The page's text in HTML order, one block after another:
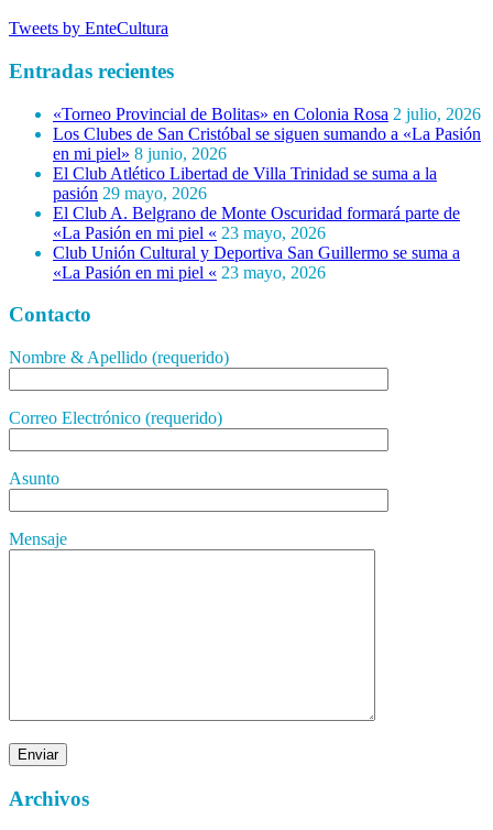
Tweets by EnteCultura
Entradas recientes
«Torneo Provincial de Bolitas» en Colonia Rosa 2 julio, 2026
Los Clubes de San Cristóbal se siguen sumando a «La Pasión
en mi piel» 8 junio, 2026
El Club Atlético Libertad de Villa Trinidad se suma a la
pasión 29 mayo, 2026
El Club A. Belgrano de Monte Oscuridad formará parte de
«La Pasión en mi piel « 23 mayo, 2026
Club Unión Cultural y Deportiva San Guillermo se suma a
«La Pasión en mi piel « 23 mayo, 2026
Contacto
Nombre & Apellido (requerido)
Correo Electrónico (requerido)
Asunto
Mensaje
Archivos